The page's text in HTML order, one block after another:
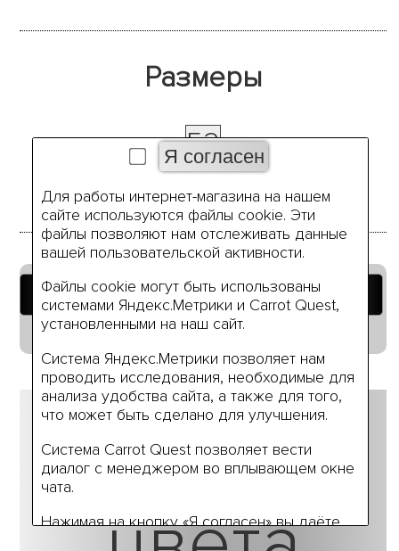
Размеры
52
Добавить в корзину
Руководство по размерам
Другие
Для работы интернет-магазина на нашем
сайте используются файлы cookie. Эти
файлы позволяют нам отслеживать данные
вашей пользовательской активности.
Файлы cookie могут быть использованы
системами Яндекс.Метрики и Carrot Quest,
установленными на наш сайт.
Система Яндекс.Метрики позволяет нам
проводить исследования, необходимые для
анализа удобства сайта, а также для того,
что может быть сделано для улучшения.
Система Carrot Quest позволяет вести
диалог с менеджером во вплывающем окне
чата.
Нажимая на кнопку «Я согласен» вы даёте
своё согласие на использование нами ваших